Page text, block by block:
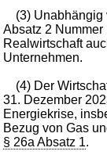
(3) Unabhängig
Absatz 2
Realwirtschaft
Unternehmen.
(4) Der
31. Dezember
Energiekrise,
Bezug von Gas
§ 26a Absatz 1.